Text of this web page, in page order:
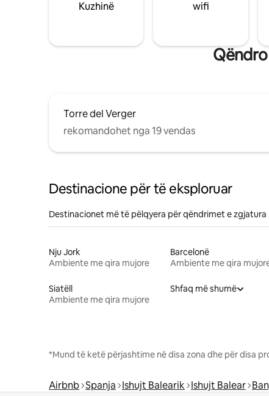
Kuzhinë wifi
Torre del Verger
rekomandohet nga 19 vendas
Destinacione për të eksploruar
Destinacionet më të pëlqyera për qëndrimet e zgjatura
Nju Jork
Ambiente me qira mujore
Barcelonë
Ambiente me qira
Siatëll
Ambiente me qira mujore
Shfaq më shumë
*Mund të ketë përjashtime në disa zona dhe për disa
Airbnb Spanja Ishujt Balearik Ishujt Balear